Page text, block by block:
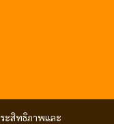
ะสิทธิภาพและ